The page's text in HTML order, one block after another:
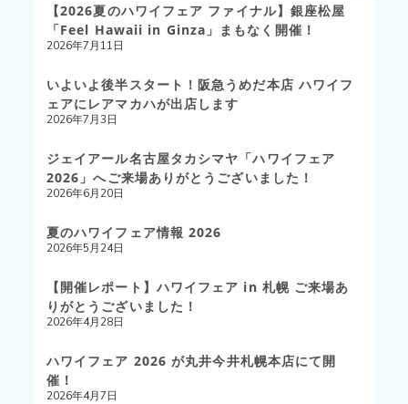
【2026夏のハワイフェア ファイナル】銀座松屋
「Feel Hawaii in Ginza」まもなく開催！
2026年7月11日
いよいよ後半スタート！阪急うめだ本店 ハワイフ
ェアにレアマカハが出店します
2026年7月3日
ジェイアール名古屋タカシマヤ「ハワイフェア
2026」へご来場ありがとうございました！
2026年6月20日
夏のハワイフェア情報 2026
2026年5月24日
【開催レポート】ハワイフェア in 札幌 ご来場あ
りがとうございました！
2026年4月28日
ハワイフェア 2026 が丸井今井札幌本店にて開
催！
2026年4月7日